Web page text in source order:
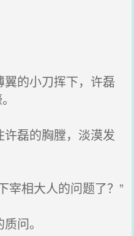
的小刀挥下，许磊
磊的胸膛，淡漠发
宰相大人的问题了？”
问。